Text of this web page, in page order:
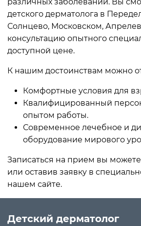
детского дерматолога в
Солнцево, Московском,
консультацию опытного
доступной цене.
К нашим достоинствам можно
Комфортные условия для
Квалифицированный
опытом работы.
Современное лечебное и
оборудование мирового
Записаться на прием вы
или оставив заявку в
нашем сайте.
Детский дерматолог